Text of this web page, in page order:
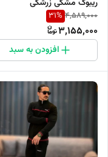
ریبوک مشکی زرشکی
4,589,000
31%
3,155,000
افزودن به سبد